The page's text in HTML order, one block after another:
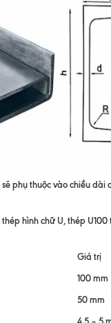
phụ thuộc vào chiều dài
hình chữ U, thép
Giá trị
100 mm
50 mm